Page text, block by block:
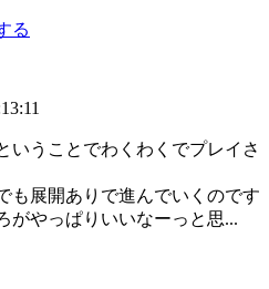
る
いうことでわくわくでプレイさ
も展開ありで進んでいくのです
がやっぱりいいなーっと思...